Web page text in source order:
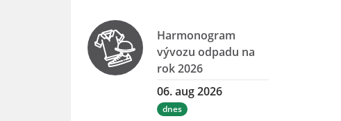
Harmonogram
vývozu odpadu na
rok 2026
06. aug 2026
dnes